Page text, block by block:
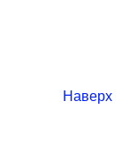
Наверх